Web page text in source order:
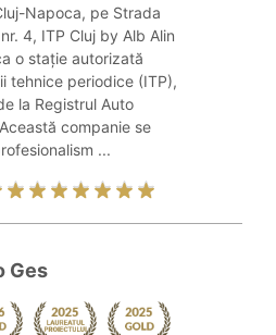
Napoca, pe Strada
4, ITP Cluj by Alb Alin
o stație autorizată
tehnice periodice (ITP),
la Registrul Auto
companie se
...
Ges